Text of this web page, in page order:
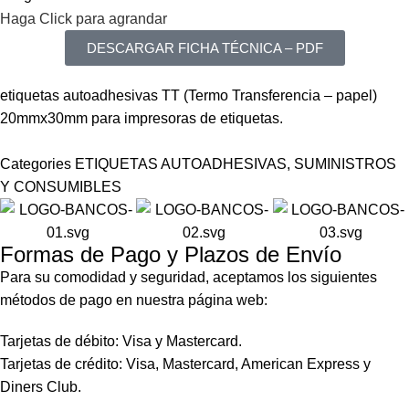
Haga Click para agrandar
DESCARGAR FICHA TÉCNICA – PDF
etiquetas autoadhesivas TT (Termo Transferencia – papel)
20mmx30mm para impresoras de etiquetas.
Categories ETIQUETAS AUTOADHESIVAS, SUMINISTROS
Y CONSUMIBLES
Formas de Pago y Plazos de Envío
Para su comodidad y seguridad, aceptamos los siguientes
métodos de pago en nuestra página web:
Tarjetas de débito: Visa y Mastercard.
Tarjetas de crédito: Visa, Mastercard, American Express y
Diners Club.